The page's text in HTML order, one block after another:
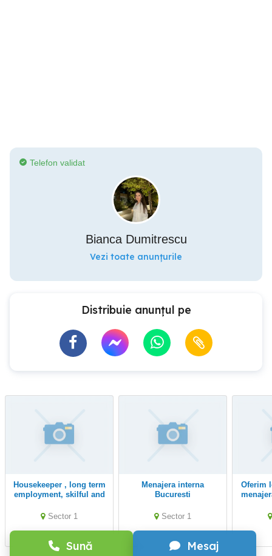
Sună Mesaj
Telefon validat
Bianca Dumitrescu
Vezi toate anunțurile
Distribuie anunțul pe
Housekeeper , long term
employment, skilful and
Sector 1
menajera interna
Bucuresti
Sector 1
Oferim loc de munca de